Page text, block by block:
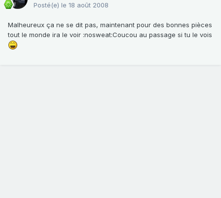
Posté(e) le 18 août 2008
Malheureux ça ne se dit pas, maintenant pour des bonnes pièces
tout le monde ira le voir :nosweat:Coucou au passage si tu le vois